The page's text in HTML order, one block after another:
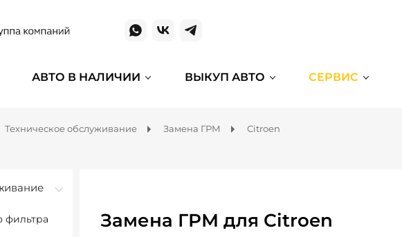
АВТО В НАЛИЧИИ ВЫКУП АВТО СЕРВИС
Техническое обслуживание Замена ГРМ Citroen
фильтра Замена ГРМ для Citroen